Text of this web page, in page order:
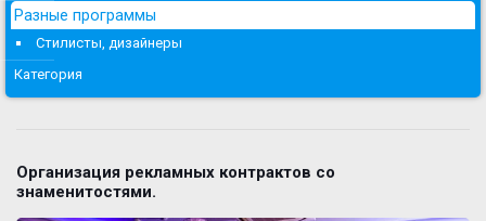
Разные программы
Стилисты, дизайнеры
Категория
Организация рекламных контрактов со
знаменитостями.